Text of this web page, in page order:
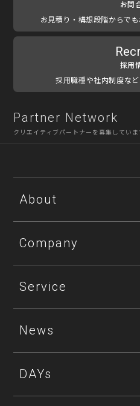
お問
お見積り・構想段階からで
採用
採用職種や社内制度など
Partner Network
クリエイティブパートナーを募集していま
About
Company
Service
News
DAYs